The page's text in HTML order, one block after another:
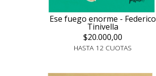
Ese fuego enorme - Federico
Tinivella
$20.000,00
HASTA 12 CUOTAS